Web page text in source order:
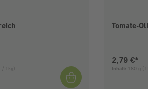
1kg)
Tomate-
Aktueller
2,79 €*
Inhalt: 180 g